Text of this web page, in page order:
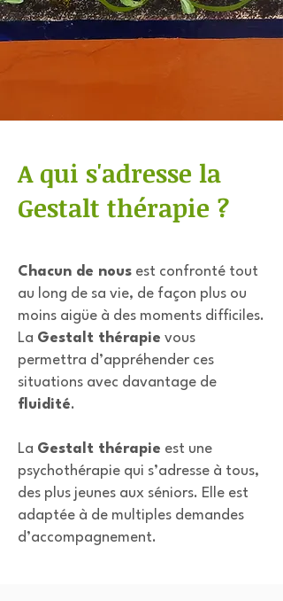
A qui s'adresse la
Gestalt thérapie ?
Chacun de nous est confronté tout
au long de sa vie, de façon plus ou
moins aigüe à des moments difficiles.
La Gestalt thérapie vous
permettra d’appréhender ces
situations avec davantage de
fluidité.
La Gestalt thérapie est une
psychothérapie qui s’adresse à tous,
des plus jeunes aux séniors. Elle est
adaptée à de multiples demandes
d’accompagnement.